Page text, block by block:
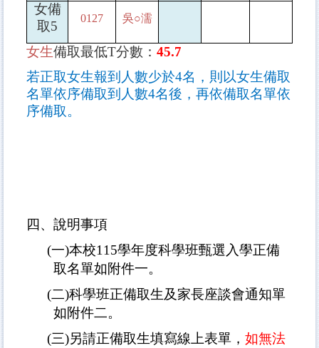
女備
取5
0127 吳○濡
女生備取最低T分數： 45.7
若正取女生報到人數少於4名，則以女生備取
名單依序備取到人數4名後，再依備取名單依
序備取。
四、說明事項
(一)本校115學年度科學班甄選入學正備
取名單如附件一。
(二)科學班正備取生及家長座談會通知單
如附件二。
(三)另請正備取生填寫線上表單， 如無法